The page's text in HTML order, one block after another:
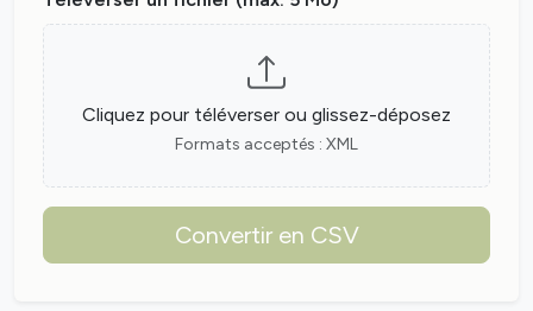
Cliquez pour téléverser ou glissez-déposez
Formats acceptés : XML
Convertir en CSV